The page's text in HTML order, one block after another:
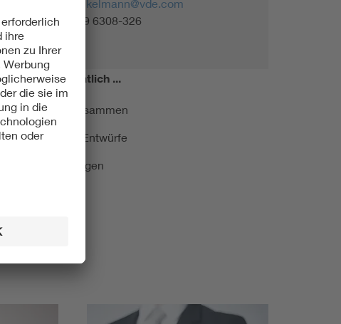
nicole.winkelmann@vde.com
Tel. +49 69 6308-326
Monatlich ...
kurz zusammen
und Entwürfe
Veranstaltungen